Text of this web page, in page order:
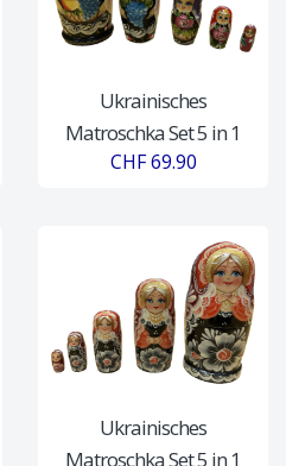
Ukrainisches
Matroschka Set 5 in 1
CHF 69.90
Ukrainisches
Matroschka Set 5 in 1